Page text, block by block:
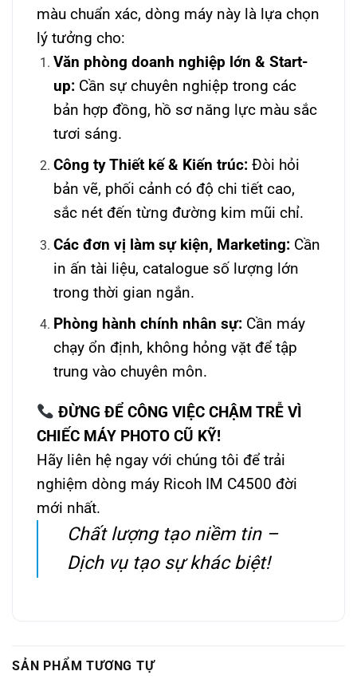
màu chuẩn xác, dòng máy này là lựa chọn
lý tưởng cho:
Văn phòng doanh nghiệp lớn & Start-
up:Cần sự chuyên nghiệp trong các
bản hợp đồng, hồ sơ năng lực màu sắc
tươi sáng.
Công ty Thiết kế & Kiến trúc:Đòi hỏi
bản vẽ, phối cảnh có độ chi tiết cao,
sắc nét đến từng đường kim mũi chỉ.
Các đơn vị làm sự kiện, Marketing:Cần
in ấn tài liệu, catalogue số lượng lớn
trong thời gian ngắn.
Phòng hành chính nhân sự:Cần máy
chạy ổn định, không hỏng vặt để tập
trung vào chuyên môn.
ĐỪNG ĐỂ CÔNG VIỆC CHẬM TRỄ VÌ
CHIẾC MÁY PHOTO CŨ KỸ!
Hãy liên hệ ngay với chúng tôi để trải
nghiệm dòng máy Ricoh IM C4500 đời
mới nhất.
Chất lượng tạo niềm tin –
Dịch vụ tạo sự khác biệt!
SẢN PHẨM TƯƠNG TỰ